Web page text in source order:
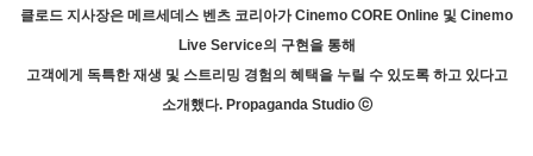
클로드 지사장은 메르세데스 벤츠 코리아가 Cinemo CORE Online 및 Cinemo
Live Service의 구현을 통해
고객에게 독특한 재생 및 스트리밍 경험의 혜택을 누릴 수 있도록 하고 있다고
소개했다. Propaganda Studio ⓒ